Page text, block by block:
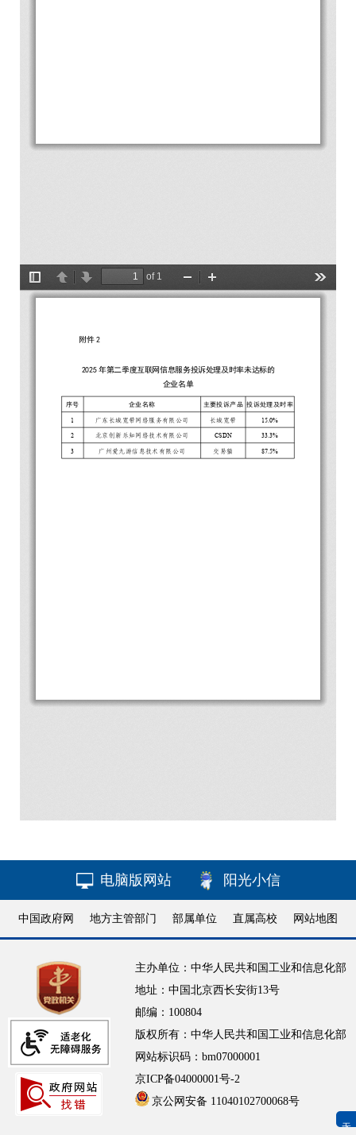
无障碍浏览
电脑版网站 阳光小信
中国政府网 地方主管部门 部属单位 直属高校 网站地图
主办单位：中华人民共和国工业和信息化部
地址：中国北京西长安街13号
邮编：100804
版权所有：中华人民共和国工业和信息化部
网站标识码：bm07000001
京ICP备04000001号-2
京公网安备 11040102700068号